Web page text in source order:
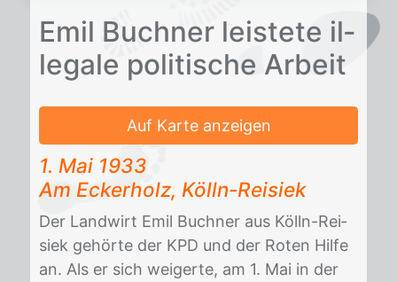
Emil Buch­ner leis­te­te il­
le­ga­le po­li­ti­sche Ar­beit
Auf Karte anzeigen
1. Mai 1933
Am Eck­er­holz, Kölln-Rei­siek
Der Land­wirt Emil Buch­ner aus Kölln-Rei­
siek ge­hör­te der KPD und der Ro­ten Hil­fe
an. Als er sich wei­ger­te, am 1. Mai in der